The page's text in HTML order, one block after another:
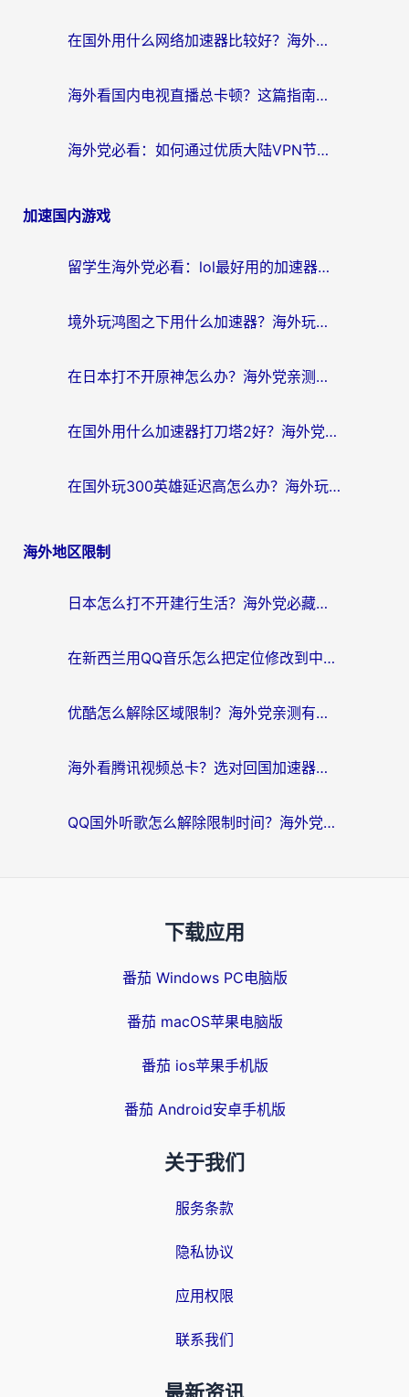
在国外用什么网络加速器比较好？海外党亲测：从痛点到解决方案的全攻略
海外看国内电视直播总卡顿？这篇指南教你选对回国加速器，无缝追剧不发愁
海外党必看：如何通过优质大陆VPN节点无缝访问国内资源？
加速国内游戏
留学生海外党必看：lol最好用的加速器怎么选？附一梦江湖、神鬼传奇加速攻略
境外玩鸿图之下用什么加速器？海外玩家必看的国服游戏加速全攻略
在日本打不开原神怎么办？海外党亲测有效的国服游戏加速指南
在国外用什么加速器打刀塔2好？海外党国服游戏加速避坑指南
在国外玩300英雄延迟高怎么办？海外玩家亲测有效的加速器选择指南
海外地区限制
日本怎么打不开建行生活？海外党必藏的回国加速指南（含丹麦国外影音问题破解）
在新西兰用QQ音乐怎么把定位修改到中国国内？海外党听歌追剧的实用指南
优酷怎么解除区域限制？海外党亲测有效的回国加速器选择指南
海外看腾讯视频总卡？选对回国加速器，还能解决英国1号店定位+欧洲杯CCTV5直播问题
QQ国外听歌怎么解除限制时间？海外党亲测有效的回国加速方案
下载应用
番茄 Windows PC电脑版
番茄 macOS苹果电脑版
番茄 ios苹果手机版
番茄 Android安卓手机版
关于我们
服务条款
隐私协议
应用权限
联系我们